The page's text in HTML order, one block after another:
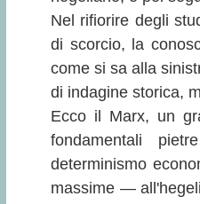
Nel rifiorire degli
di scorcio, la
come si sa alla
di indagine storica,
Ecco il Marx, un
fondamentali
determinismo
massime —